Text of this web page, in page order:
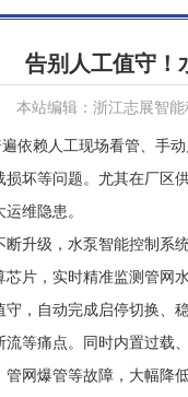
告别人工值守！
本站编辑：浙江志展智能
依赖人工现场看管、手
损坏等问题。尤其在厂区
维隐患。
断升级，水泵智能控制系
片，实时精准监测管网
守，自动完成启停切换、
等痛点。同时内置过载
网爆管等故障，大幅降